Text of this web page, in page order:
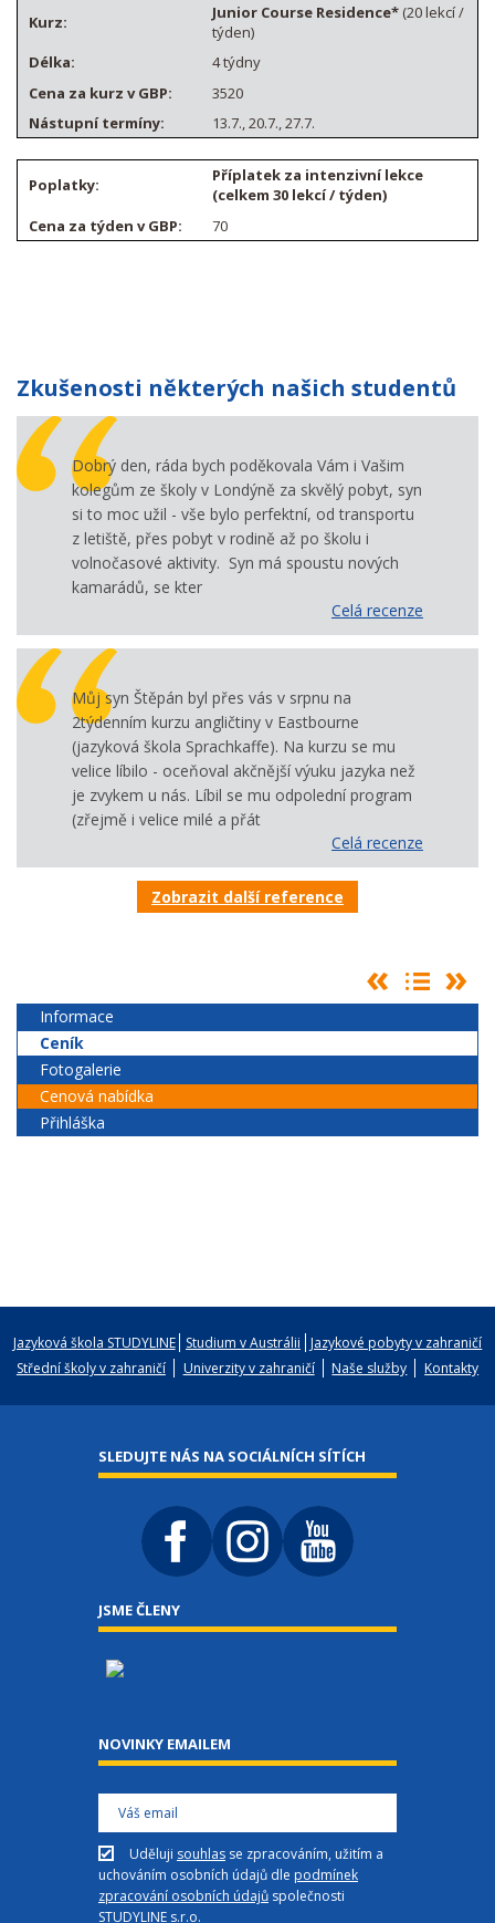
Junior Course Residence* (20 lekcí /
týden)
4 týdny
3520
13.7., 20.7., 27.7.
Příplatek za intenzivní lekce
(celkem 30 lekcí / týden)
70
Zkušenosti některých našich studentů
Dobrý den, ráda bych poděkovala Vám i Vašim
kolegům ze školy v Londýně za skvělý pobyt, syn
si to moc užil - vše bylo perfektní, od transportu
z letiště, přes pobyt v rodině až po školu i
volnočasové aktivity. Syn má spoustu nových
kamarádů, se kter
Celá recenze
Můj syn Štěpán byl přes vás v srpnu na
2týdenním kurzu angličtiny v Eastbourne
(jazyková škola Sprachkaffe). Na kurzu se mu
velice líbilo - oceňoval akčnější výuku jazyka než
je zvykem u nás. Líbil se mu odpolední program
(zřejmě i velice milé a přát
Celá recenze
Zobrazit další reference
Informace
Ceník
Fotogalerie
Cenová nabídka
Přihláška
Jazyková škola STUDYLINE Studium v Austrálii
Jazykové pobyty v zahraničí
Střední školy v zahraničí
Univerzity v zahraničí Naše služby Kontakty
SLEDUJTE NÁS NA SOCIÁLNÍCH SÍTÍCH
JSME ČLENY
NOVINKY EMAILEM
Uděluji souhlas se zpracováním, užitím a
uchováním osobních údajů dle podmínek
zpracování osobních údajů společnosti
STUDYLINE s.r.o.